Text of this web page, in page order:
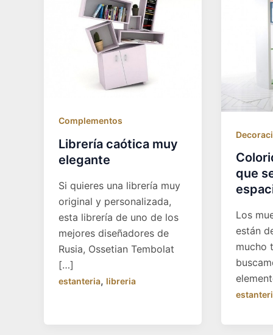
Complementos
Librería caótica muy
elegante
Si quieres una librería muy
original y personalizada,
esta librería de uno de los
mejores diseñadores de
Rusia, Ossetian Tembolat
[…]
estanteria, libreria
que
Los
están
mucho